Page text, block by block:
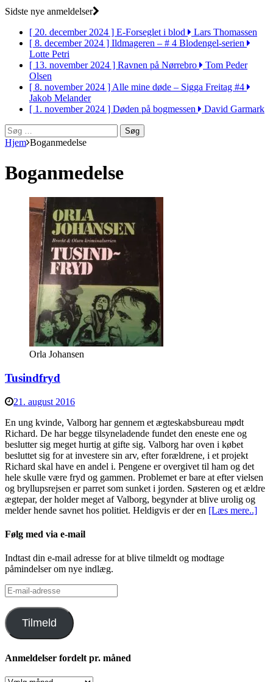
Sidste nye anmeldelser
[ 20. december 2024 ] E-Forseglet i blod
Lars Thomassen
[ 8. december 2024 ] Ildmageren – # 4 Blodengel-serien
Lotte Petri
[ 13. november 2024 ] Ravnen på Nørrebro
Tom Peder
Olsen
[ 8. november 2024 ]Alle mine døde – Sigga Freitag #4
Jakob Melander
[ 1. november 2024 ] Døden på bogmessen
David Garmark
Søg
efter:
Hjem Boganmedelse
Boganmedelse
Orla Johansen
Tusindfryd
21. august 2016
En ung kvinde, Valborg har gennem et ægteskabsbureau mødt
Richard. De har begge tilsyneladende fundet den eneste ene og
beslutter sig meget hurtig at gifte sig. Valborg har oven i købet
besluttet sig for at investere sin arv, efter forældrene, i et projekt
Richard skal have en andel i. Pengene er overgivet til ham og det
hele skulle være fryd og gammen. Problemet er bare at efter vielsen
og bryllupsrejsen er parret som sunket i jorden. Søsteren og et ældre
ægtepar, der holder meget af Valborg, begynder at blive urolig og
melder hende savnet hos politiet. Heldigvis er der en [Læs mere..]
Følg med via e-mail
Indtast din e-mail adresse for at blive tilmeldt og modtage
påmindelser om nye indlæg.
E-
mail-
adresse
Tilmeld
Anmeldelser fordelt pr. måned